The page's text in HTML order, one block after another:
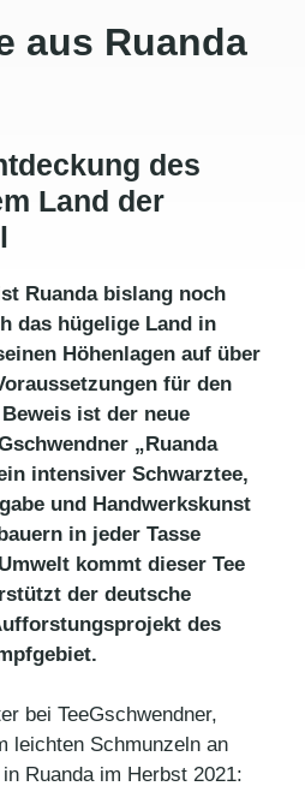
aus Ruanda
des
Land der
Ruanda bislang noch
das hügelige Land in
Höhenlagen auf über
für den
ist der neue
„Ruanda
intensiver Schwarztee,
und Handwerkskunst
in jeder Tasse
kommt dieser Tee
der deutsche
des
bei TeeGschwendner,
leichten Schmunzeln an
Ruanda im Herbst 2021: